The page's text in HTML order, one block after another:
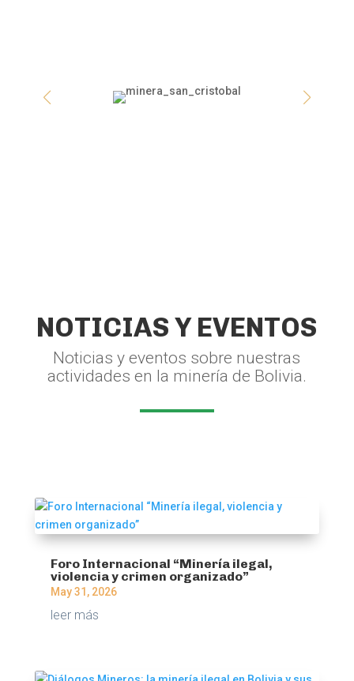
NOTICIAS Y EVENTOS
Noticias y eventos sobre nuestras
actividades en la minería de Bolivia.
Foro Internacional “Minería ilegal,
violencia y crimen organizado”
May 31, 2026
leer más